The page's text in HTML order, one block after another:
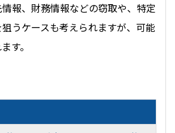
報、財務情報などの窃取や、特定
うケースも考えられますが、可能
す。